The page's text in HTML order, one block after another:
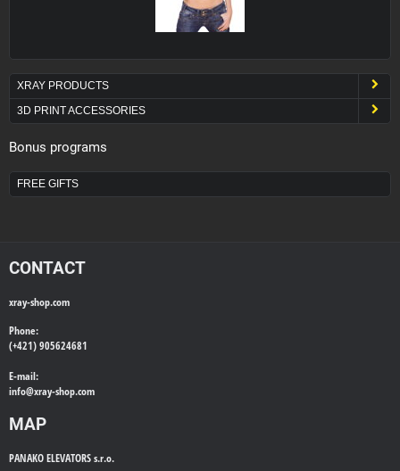
XRAY PRODUCTS
3D PRINT ACCESSORIES
Bonus programs
FREE GIFTS
CONTACT
xray-shop.com
Phone:
(+421) 905624681
E-mail:
info@xray-shop.com
MAP
PANAKO ELEVATORS s.r.o.